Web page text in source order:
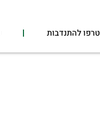
להתנדבות